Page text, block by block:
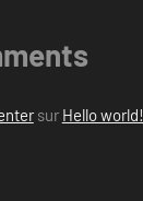
sur Hello world!